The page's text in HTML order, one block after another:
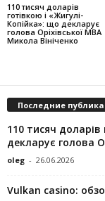
110 тисяч доларів
готівкою і «Жигулі-
Копійка»: що декларує
голова Оріхівської МВА
Микола Вініченко
Последние
110 тисяч доларів
декларує голова
oleg - 26.06.2026
Vulkan casino: